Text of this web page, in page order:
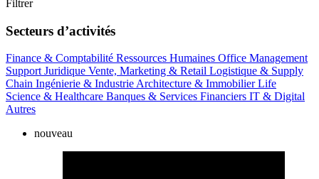
Filtrer
Secteurs d’activités
Finance & Comptabilité Ressources Humaines Office Management
SupportJuridique Vente, Marketing & Retail Logistique & Supply
Chain Ingénierie & IndustrieArchitecture & ImmobilierLife
Science & Healthcare Banques & Services Financiers IT & Digital
Autres
nouveau